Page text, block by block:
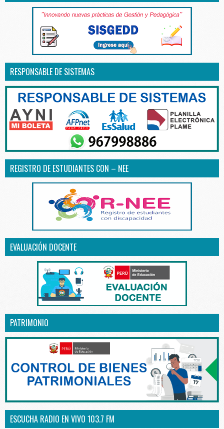
RESPONSABLE DE SISTEMAS
REGISTRO DE ESTUDIANTES CON – NEE
EVALUACIÓN DOCENTE
PATRIMONIO
ESCUCHA RADIO EN VIVO 103.7 FM